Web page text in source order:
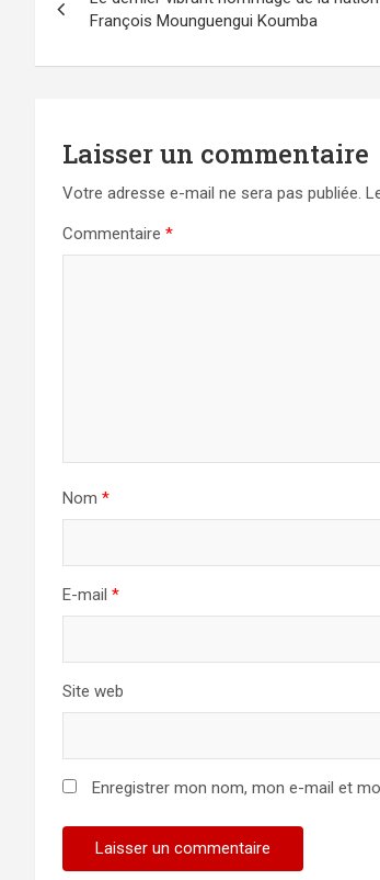
de
l’article
François Mounguengui Koumba
Laisser un commentaire
Votre adresse e-mail ne sera pas publiée.
Commentaire *
Nom *
E-mail *
Site web
Enregistrer mon nom, mon e-mail et